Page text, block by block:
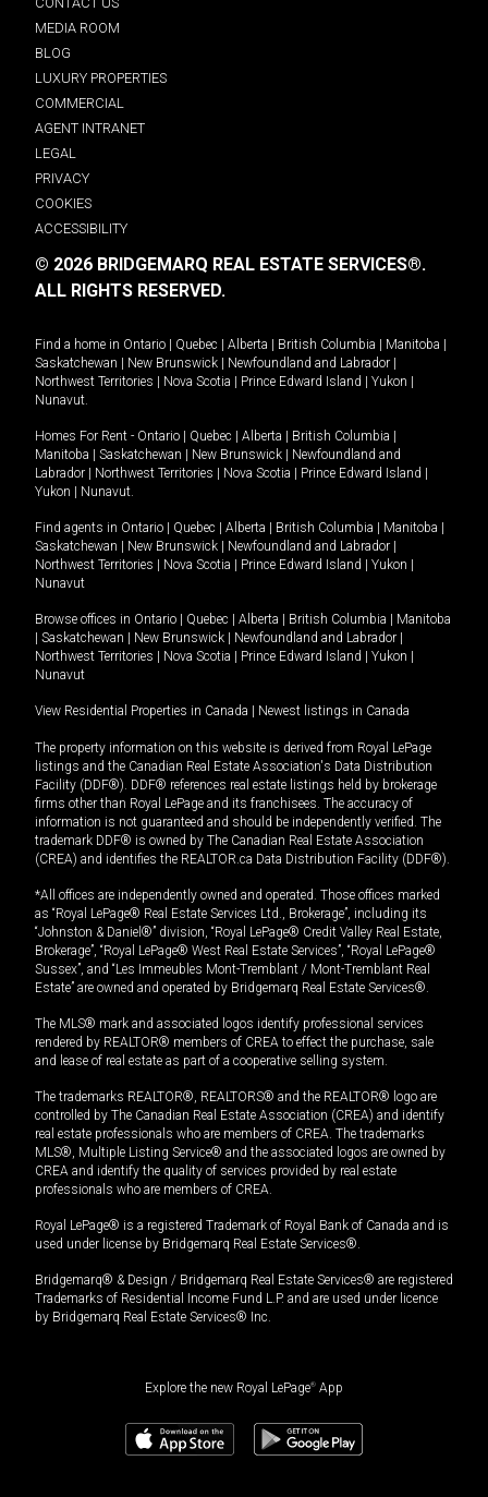
MEDIA ROOM
BLOG
LUXURY PROPERTIES
COMMERCIAL
AGENT INTRANET
LEGAL
PRIVACY
COOKIES
ACCESSIBILITY
© 2026 BRIDGEMARQ REAL ESTATE SERVICES®.
ALL RIGHTS RESERVED.
Find a home in Ontario Quebec Alberta British Columbia Manitoba
Saskatchewan
New Brunswick Newfoundland and Labrador
Northwest Territories
Nova Scotia Prince Edward Island Yukon
Nunavut.
Homes For Rent - Ontario Quebec Alberta British Columbia
Manitoba
Saskatchewan New Brunswick
Newfoundland and
Labrador
Northwest Territories Nova Scotia Prince Edward Island
Yukon
Nunavut.
Find agents in Ontario Quebec Alberta British Columbia Manitoba
Saskatchewan
New Brunswick Newfoundland and Labrador
Northwest Territories
Nova Scotia Prince Edward Island Yukon
Nunavut
Browse offices in Ontario Quebec Alberta British Columbia
Manitoba
Saskatchewan New Brunswick Newfoundland and Labrador
Northwest Territories
Nova Scotia Prince Edward Island Yukon
Nunavut
View Residential Properties in Canada Newest listings in Canada
The property information on this website is derived from Royal LePage
listings and the Canadian Real Estate Association's Data Distribution
Facility (DDF®). DDF® references real estate listings held by brokerage
firms other than Royal LePage and its franchisees. The accuracy of
information is not guaranteed and should be independently verified. The
trademark DDF® is owned by The Canadian Real Estate Association
(CREA) and identifies the REALTOR.ca Data Distribution Facility (DDF®).
*All offices are independently owned and operated. Those offices marked
as “Royal LePage® Real Estate Services Ltd., Brokerage”, including its
“Johnston & Daniel®” division, “Royal LePage® Credit Valley Real Estate,
Brokerage”, “Royal LePage® West Real Estate Services”, “Royal LePage®
Sussex”, and “Les Immeubles Mont-Tremblant / Mont-Tremblant Real
Estate” are owned and operated by Bridgemarq Real Estate Services®.
The MLS® mark and associated logos identify professional services
rendered by REALTOR® members of CREA to effect the purchase, sale
and lease of real estate as part of a cooperative selling system.
The trademarks REALTOR®, REALTORS® and the REALTOR® logo are
controlled by The Canadian Real Estate Association (CREA) and identify
real estate professionals who are members of CREA. The trademarks
MLS®, Multiple Listing Service® and the associated logos are owned by
CREA and identify the quality of services provided by real estate
professionals who are members of CREA.
Royal LePage® is a registered Trademark of Royal Bank of Canada and is
used under license by Bridgemarq Real Estate Services®.
Bridgemarq® & Design / Bridgemarq Real Estate Services® are registered
Trademarks of Residential Income Fund L.P. and are used under licence
by Bridgemarq Real Estate Services® Inc.
Explore the new Royal LePage® App